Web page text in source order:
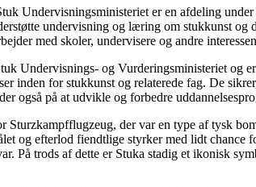
Undervisningsministeriet er en afdeling
undervisning og læring om stukkunst og
med skoler, undervisere og andre
Undervisnings- og Vurderingsministeriet og
inden for stukkunst og relaterede fag. De
også på at udvikle og forbedre
Sturzkampfflugzeug, der var en type af tysk
og efterlod fiendtlige styrker med lidt chance
På trods af dette er Stuka stadig et ikonisk